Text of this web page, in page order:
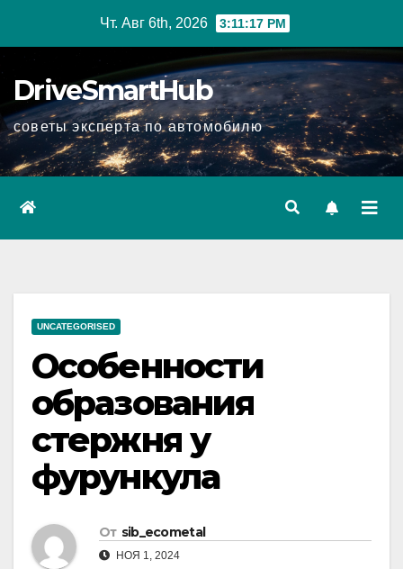
Чт. Авг 6th, 2026 3:11:18 PM
DriveSmartHub
советы эксперта по автомобилю
UNCATEGORISED
Особенности
образования
стержня у
фурункула
От sib_ecometal
НОЯ 1, 2024